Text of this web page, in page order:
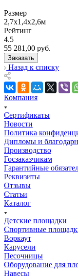
Размер
2,7х1,4х2,6м
Рейтинг
4.5
55 281,00 руб.
Заказать
Назад к списку
Компания
Сертификаты
Новости
Политика
Дипломы и
Производство
Госзаказчикам
Гарантийные
Реквизиты
Отзывы
Статьи
Каталог
Детские площадки
Спортивные
Воркаут
Карусели
Песочницы
Оборудование для
Навесы